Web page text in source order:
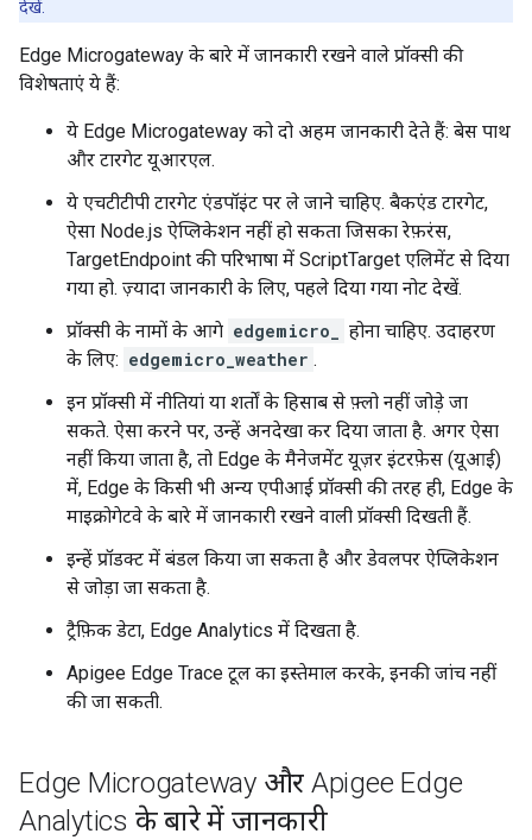
देखें.
Edge Microgateway के बारे में जानकारी रखने वाले प्रॉक्सी की
विशेषताएं ये हैं:
ये Edge Microgateway को दो अहम जानकारी देते हैं: बेस पाथ
और टारगेट यूआरएल.
ये एचटीटीपी टारगेट एंडपॉइंट पर ले जाने चाहिए. बैकएंड टारगेट,
ऐसा Node.js ऐप्लिकेशन नहीं हो सकता जिसका रेफ़रंस,
TargetEndpoint की परिभाषा में ScriptTarget एलिमेंट से दिया
गया हो. ज़्यादा जानकारी के लिए, पहले दिया गया नोट देखें.
प्रॉक्सी के नामों के आगे edgemicro_
होना चाहिए. उदाहरण
के लिए: edgemicro_weather .
इन प्रॉक्सी में नीतियां या शर्तों के हिसाब से फ़्लो नहीं जोड़े जा
सकते. ऐसा करने पर, उन्हें अनदेखा कर दिया जाता है. अगर ऐसा
नहीं किया जाता है, तो Edge के मैनेजमेंट यूज़र इंटरफ़ेस (यूआई)
में, Edge के किसी भी अन्य एपीआई प्रॉक्सी की तरह ही, Edge के
माइक्रोगेटवे के बारे में जानकारी रखने वाली प्रॉक्सी दिखती हैं.
इन्हें प्रॉडक्ट में बंडल किया जा सकता है और डेवलपर ऐप्लिकेशन
से जोड़ा जा सकता है.
ट्रैफ़िक डेटा, Edge Analytics में दिखता है.
Apigee Edge Trace टूल का इस्तेमाल करके, इनकी जांच नहीं
की जा सकती.
Edge Microgateway और Apigee Edge
Analytics के बारे में जानकारी